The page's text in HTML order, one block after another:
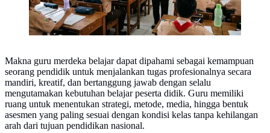
Makna guru merdeka belajar dapat dipahami sebagai kemampuan
seorang pendidik untuk menjalankan tugas profesionalnya secara
mandiri, kreatif, dan bertanggung jawab dengan selalu
mengutamakan kebutuhan belajar peserta didik. Guru memiliki
ruang untuk menentukan strategi, metode, media, hingga bentuk
asesmen yang paling sesuai dengan kondisi kelas tanpa kehilangan
arah dari tujuan pendidikan nasional.